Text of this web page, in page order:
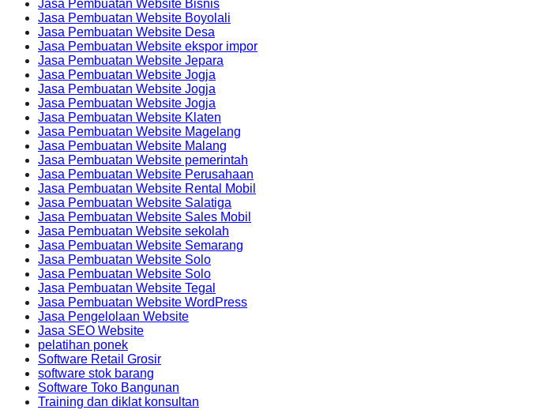
Jasa Pembuatan Website Bisnis
Jasa Pembuatan Website Boyolali
Jasa Pembuatan Website Desa
Jasa Pembuatan Website ekspor impor
Jasa Pembuatan Website Jepara
Jasa Pembuatan Website Jogja
Jasa Pembuatan Website Jogja
Jasa Pembuatan Website Jogja
Jasa Pembuatan Website Klaten
Jasa Pembuatan Website Magelang
Jasa Pembuatan Website Malang
Jasa Pembuatan Website pemerintah
Jasa Pembuatan Website Perusahaan
Jasa Pembuatan Website Rental Mobil
Jasa Pembuatan Website Salatiga
Jasa Pembuatan Website Sales Mobil
Jasa Pembuatan Website sekolah
Jasa Pembuatan Website Semarang
Jasa Pembuatan Website Solo
Jasa Pembuatan Website Solo
Jasa Pembuatan Website Tegal
Jasa Pembuatan Website WordPress
Jasa Pengelolaan Website
Jasa SEO Website
pelatihan ponek
Software Retail Grosir
software stok barang
Software Toko Bangunan
Training dan diklat konsultan